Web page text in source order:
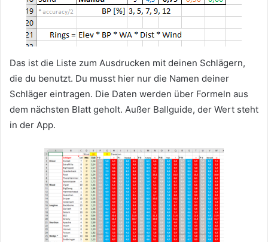
Das ist die Liste zum Ausdrucken mit deinen Schlägern,
die du benutzt. Du musst hier nur die Namen deiner
Schläger eintragen. Die Daten werden über Formeln aus
dem nächsten Blatt geholt. Außer Ballguide, der Wert steht
in der App.